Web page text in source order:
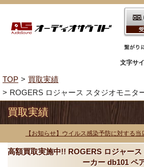
文字サ
TOP
買取実績
ROGERS ロジャース スタジオモニタ
買取実績
【お知らせ】ウイルス感染予防に対する
高額買取実施中!! ROGERS ロジャー
ーカー db101 ペ